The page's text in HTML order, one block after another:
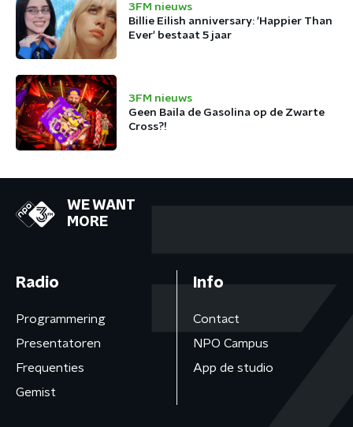
3FM nieuws
Billie Eilish anniversary: 'Happier Than
Ever' bestaat 5 jaar
3FM nieuws
Geen Baila de Gasolina op de Zwarte
Cross?!
WE WANT
MORE
Radio
Programmering
Presentatoren
Frequenties
Gemist
Info
Contact
NPO Campus
App de studio